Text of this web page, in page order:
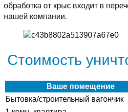
обработка от крыс входит в
нашей компании.
Стоимость
Ваше помещение
Бытовка/строительный вагончик